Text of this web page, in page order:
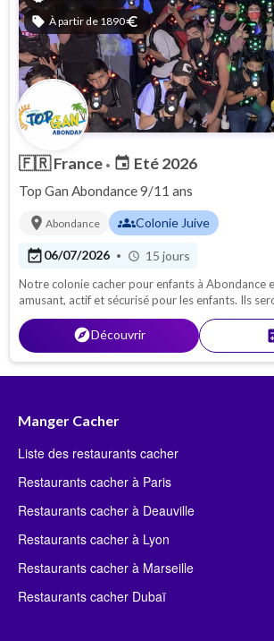
sell À partir de 1890euro
🇫🇷France • event Eté 2026
Top Gan Abondance 9/11 ans
location_on Abondance groupsColonie Juive
event_available06/07/2026 • schedule 15 jours
Notre colonie cacher pour enfants à Abondance est un séjour
amusant, actif et sécurisé pour les enfants. Ils
moniteurs expérimentés et sympathiques, qui
l’occasion de s’amuser, rigoler, prier et participer
aventureuses. Top Gan les
exploreDécouvrir
Manger Cacher
Liste des restaurants cacher
Restaurants cacher à Paris
Restaurants cacher à Deauville
Restaurants cacher à Lyon
Restaurants cacher à Marseille
Restaurants cacher Dubaï